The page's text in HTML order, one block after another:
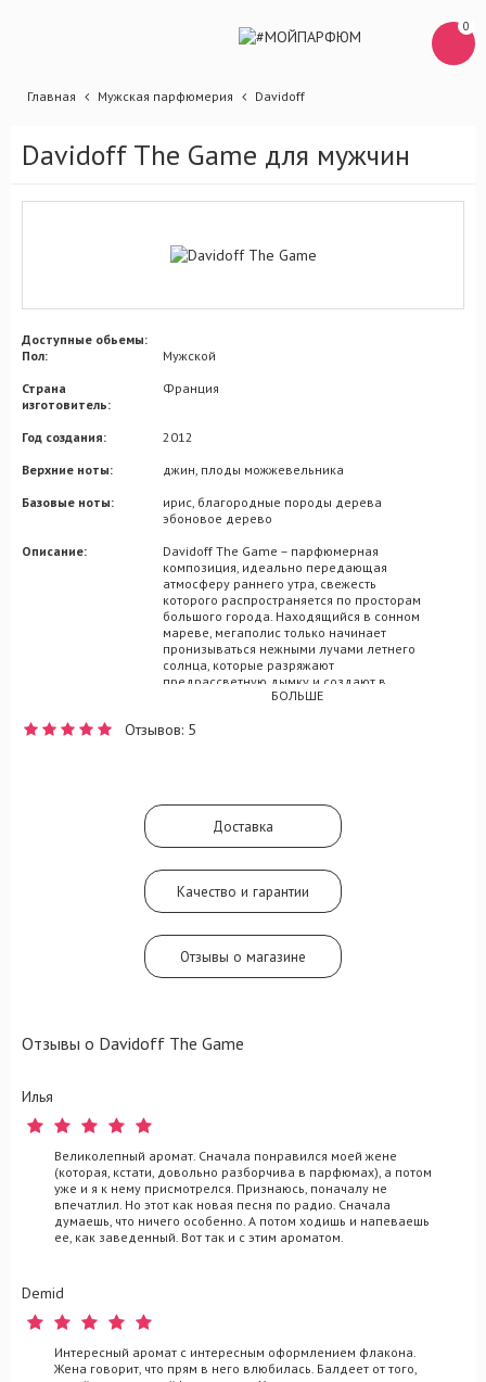
0
Главная Мужская парфюмерия Davidoff
Davidoff The Game для мужчин
Доступные обьемы:
Пол:
Мужской
Страна
изготовитель:
Франция
Год создания:
2012
Верхние ноты:
джин, плоды можжевельника
Базовые ноты:
ирис, благородные породы дерева
эбоновое дерево
Описание:
Davidoff The Game – парфюмерная
композиция, идеально передающая
атмосферу раннего утра, свежесть
которого распространяется по просторам
большого города. Находящийся в сонном
мареве, мегаполис только начинает
пронизываться нежными лучами летнего
солнца, которые разряжают
предрассветную дымку и создают в
воздухе самые необычные ароматические
вступаете в игру, целью которой будет
цветущего ириса и благородной
древесины, а также завершающая нотка
эбена.
БОЛЬШЕ
Отзывов: 5
Доставка
Качество и гарантии
Отзывы о магазине
Отзывы о Davidoff The Game
Илья
Великолепный аромат. Сначала понравился моей жене
(которая, кстати, довольно разборчива в парфюмах), а потом
уже и я к нему присмотрелся. Признаюсь, поначалу не
впечатлил. Но этот как новая песня по радио. Сначала
думаешь, что ничего особенно. А потом ходишь и напеваешь
ее, как заведенный. Вот так и с этим ароматом.
Demid
Интересный аромат с интересным оформлением флакона.
Жена говорит, что прям в него влюбилась. Балдеет от того,